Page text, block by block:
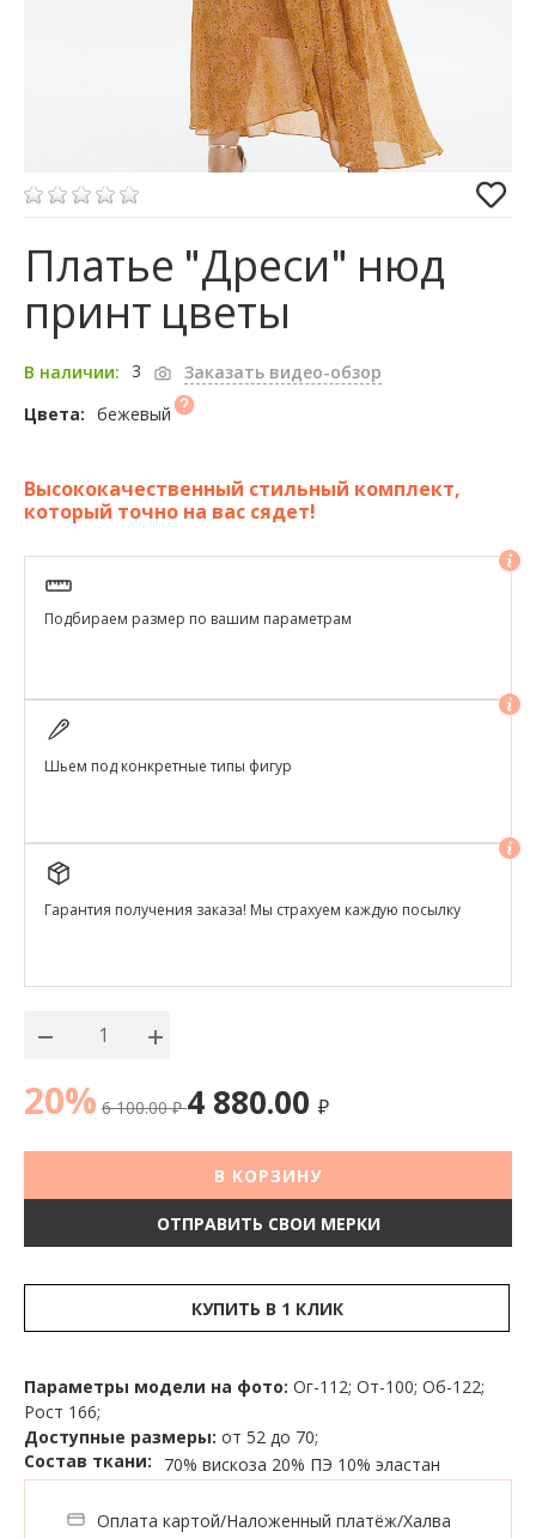
Платье "Дреси" нюд
принт цветы
В наличии: 3
Заказать видео-обзор
Цвета: бежевый
Высококачественный стильный комплект,
который точно на вас сядет!
Подбираем размер по вашим параметрам
Шьем под конкретные типы фигур
Гарантия получения заказа! Мы страхуем каждую посылку
20% 6 100.00₽ 4 880.00 ₽
В КОРЗИНУ
ОТПРАВИТЬ СВОИ МЕРКИ
КУПИТЬ В 1 КЛИК
Параметры модели на фото: Ог-112; От-100; Об-122;
Рост 166;
Доступные размеры: от 52 до 70;
Состав ткани:
70% вискоза 20% ПЭ 10% эластан
Оплата картой/Наложенный платёж/Халва